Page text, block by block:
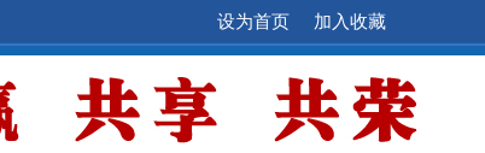
加入收藏
设为首页